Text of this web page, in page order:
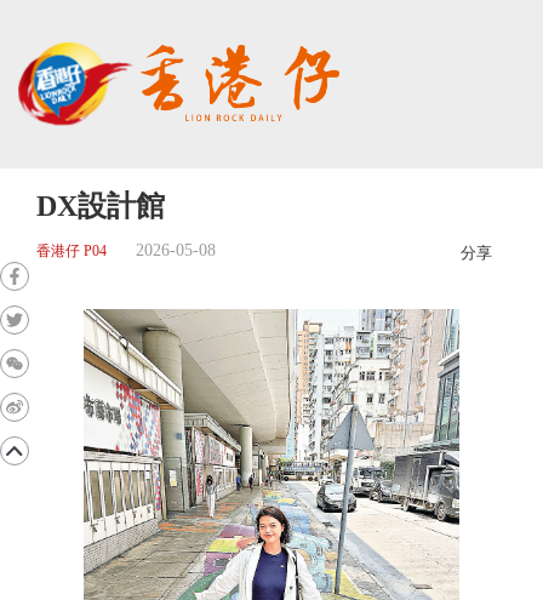
DX設計館
香港仔 P04 2026-05-08 分享